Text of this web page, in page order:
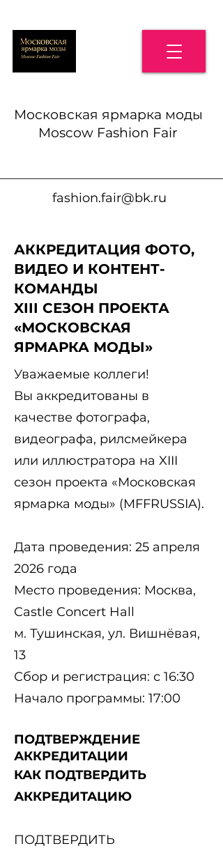
Московская ярмарка моды
Moscow Fashion Fair
fashion.fair@bk.ru
АККРЕДИТАЦИЯ ФОТО,
ВИДЕО И КОНТЕНТ-
КОМАНДЫ
XIII СЕЗОН ПРОЕКТА
«МОСКОВСКАЯ
ЯРМАРКА МОДЫ»
Уважаемые коллеги!
Вы аккредитованы в
качестве фотографа,
видеографа, рилсмейкера
или иллюстратора на XIII
сезон проекта «Московская
ярмарка моды» (MFFRUSSIA).
Дата проведения: 25 апреля
2026 года
Место проведения: Москва,
Castle Concert Hall
м. Тушинская, ул. Вишнёвая,
13
Сбор и регистрация: с 16:30
Начало программы: 17:00
ПОДТВЕРЖДЕНИЕ
АККРЕДИТАЦИИ
КАК ПОДТВЕРДИТЬ
АККРЕДИТАЦИЮ
ПОДТВЕРДИТЬ